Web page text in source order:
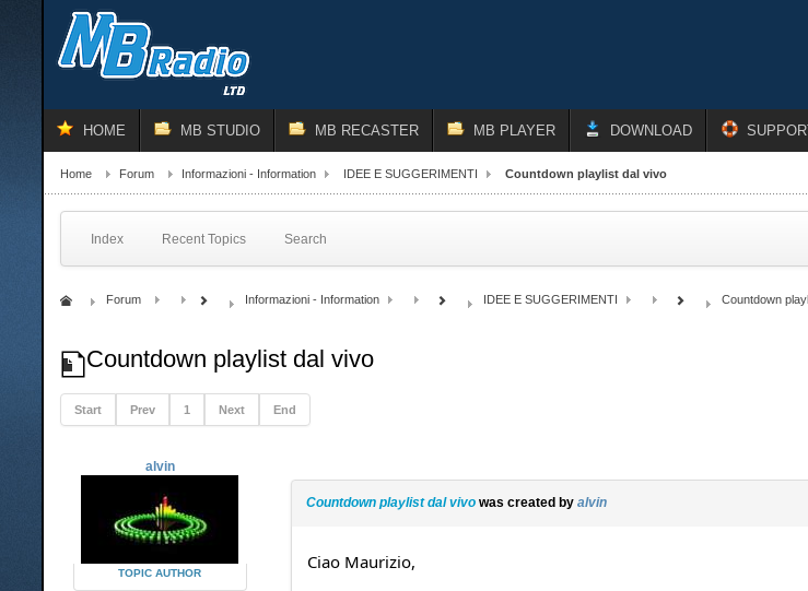
HOME MB STUDIO MB RECASTER MB PLAYER DOWNLOAD
Home Forum Informazioni - Information IDEE E SUGGERIMENTI Countdown playlist dal vivo
Index Recent Topics Search
Forum Informazioni - Information IDEE E SUGGERIMENTI Countdown
Countdown playlist dal vivo
Start Prev 1 Next End
alvin
TOPIC AUTHOR
Countdown playlist dal vivowas created by alvin
Ciao Maurizio,